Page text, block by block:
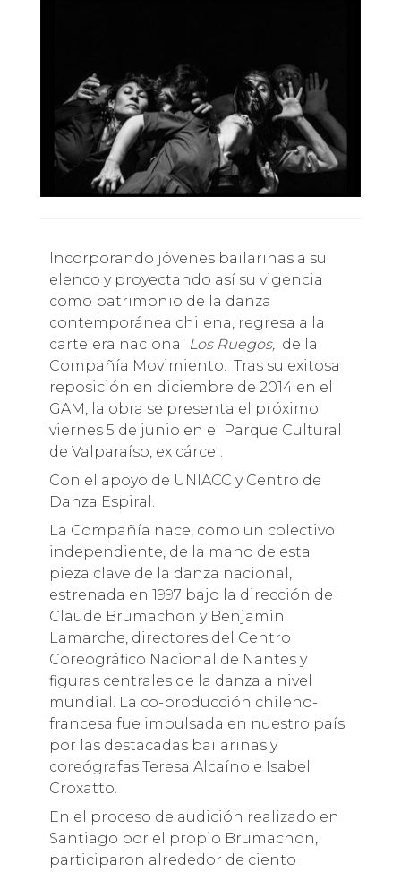
Incorporando jóvenes bailarinas a su
elenco y proyectando así su vigencia
como patrimonio de la danza
contemporánea chilena, regresa a la
cartelera nacional
Los Ruegos, de la
Compañía Movimiento. Tras su exitosa
reposición en diciembre de 2014 en el
GAM, la obra se presenta el próximo
viernes 5 de junio en el Parque Cultural
de Valparaíso, ex cárcel.
Con el apoyo de UNIACC y Centro de
Danza Espiral.
La Compañía nace, como un colectivo
independiente, de la mano de esta
pieza clave de la danza nacional,
estrenada en 1997 bajo la dirección de
Claude Brumachon y Benjamin
Lamarche, directores del Centro
Coreográfico Nacional de Nantes y
figuras centrales de la danza a nivel
mundial. La co-producción chileno-
francesa fue impulsada en nuestro país
por las destacadas bailarinas y
coreógrafas Teresa Alcaíno e Isabel
Croxatto.
En el proceso de audición realizado en
Santiago por el propio Brumachon,
participaron alrededor de ciento